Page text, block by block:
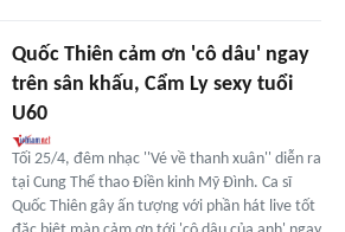
Quốc Thiên cảm ơn 'cô dâu' ngay
trên sân khấu, Cẩm Ly sexy tuổi
U60
Tối 25/4, đêm nhạc ''Vé về thanh xuân'' diễn ra
tại Cung Thể thao Điền kinh Mỹ Đình. Ca sĩ
Quốc Thiên gây ấn tượng với phần hát live tốt